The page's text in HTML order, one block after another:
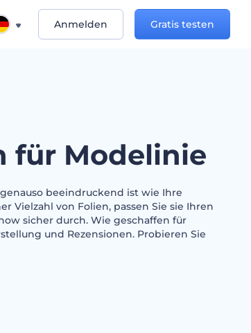
Anmelden Gratis testen
für Modelinie
beeindruckend ist wie Ihre
Vielzahl von Folien, passen Sie sie Ihren
sicher durch. Wie geschaffen für
und Rezensionen. Probieren Sie